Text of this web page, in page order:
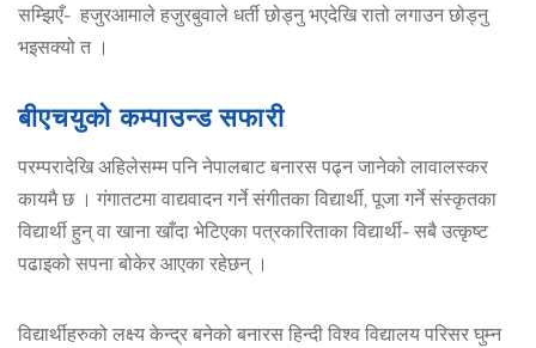
सम्झिएँ- हजुरआमाले हजुरबुवाले धर्ती छोड्नु भएदेखि रातो लगाउन छोड्नु
भइसक्यो त ।
बीएचयुको कम्पाउन्ड सफारी
परम्परादेखि अहिलेसम्म पनि नेपालबाट बनारस पढ्न जानेको लावालस्कर
कायमै छ । गंगातटमा वाद्यवादन गर्ने संगीतका विद्यार्थी, पूजा गर्ने संस्कृतका
विद्यार्थी हुन् वा खाना खाँदा भेटिएका पत्रकारिताका विद्यार्थी- सबै उत्कृष्ट
पढाइको सपना बोकेर आएका रहेछन् ।
विद्यार्थीहरुको लक्ष्य केन्द्र बनेको बनारस हिन्दी विश्व विद्यालय परिसर घुम्न